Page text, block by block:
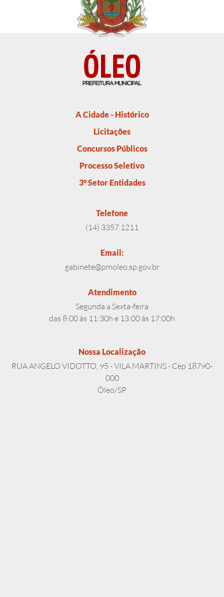
A Cidade - Histórico
Licitações
Concursos Públicos
Processo Seletivo
3° Setor Entidades
Telefone
(14) 3357.1211
Email:
gabinete@pmoleo.sp.gov.br
Atendimento
Segunda a Sexta-feira
das 8:00 às 11:30h e 13:00 às 17:00h
Nossa Localização
RUA ANGELO VIDOTTO, 95 - VILA MARTINS - Cep 18790-
000
Óleo/SP